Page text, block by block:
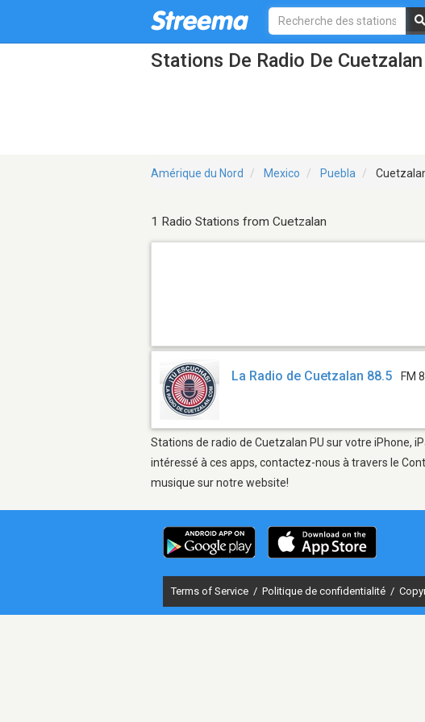
Stations De Radio De Cuetzalan
Amérique du Nord Mexico Puebla
1 Radio Stations from Cuetzalan
La Radio de Cuetzalan 88.5 FM
Stations de radio de Cuetzalan PU sur votre iPhone,
intéressé à ces apps, contactez-nous à travers le
musique sur notre website!
Terms of Service / Politique de confidentialité /